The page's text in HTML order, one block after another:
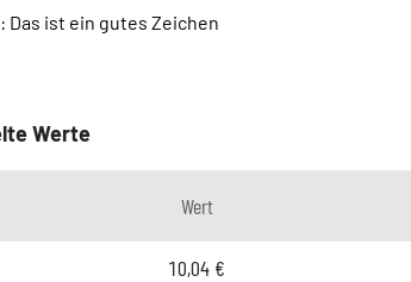
Das ist ein gutes Zeichen
Werte
Wert
10,04 €